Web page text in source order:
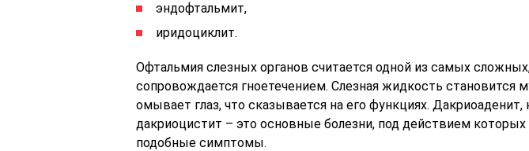
эндофтальмит,
иридоциклит.
Офтальмия слезных органов считается одной из самых
сопровождается гноетечением. Слезная жидкость становится
омывает глаз, что сказывается на его функциях. Дакриоаденит,
дакриоцистит – это основные болезни, под действием которых
подобные симптомы.